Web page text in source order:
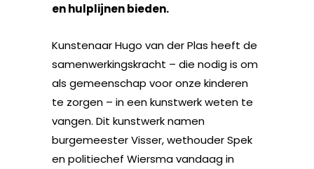
en hulplijnen bieden.
Kunstenaar Hugo van der Plas heeft de
samenwerkingskracht – die nodig is om
als gemeenschap voor onze kinderen
te zorgen – in een kunstwerk weten te
vangen. Dit kunstwerk namen
burgemeester Visser, wethouder Spek
en politiechef Wiersma vandaag in